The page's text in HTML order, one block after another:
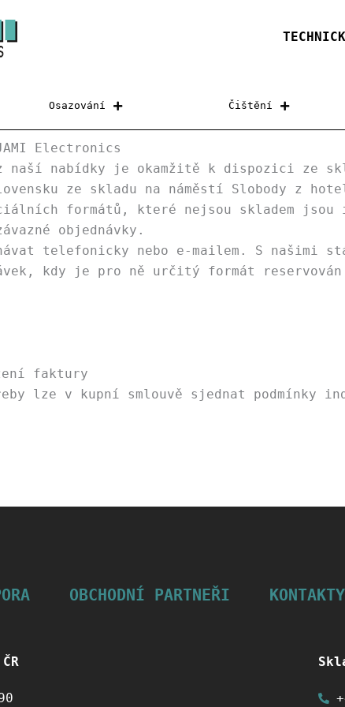
Osazování Čištění
Electronics
naší nabídky je okamžitě k dispozici ze
ze skladu na náměstí Slobody z
formátů, které nejsou skladem
objednávky.
telefonicky nebo e-mailem. S našimi
kdy je pro ně určitý formát
faktury
lze v kupní smlouvě sjednat podmínky
OBCHODNÍ PARTNEŘI KONTAKTY